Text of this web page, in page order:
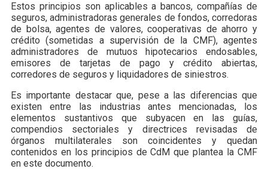
Estos principios son aplicables a bancos, compañías de
seguros, administradoras generales de fondos, corredoras
de bolsa, agentes de valores, cooperativas de ahorro y
crédito (sometidas a supervisión de la CMF), agentes
administradores de mutuos hipotecarios endosables,
emisores de tarjetas de pago y crédito abiertas,
corredores de seguros y liquidadores de siniestros.
Es importante destacar que, pese a las diferencias que
existen entre las industrias antes mencionadas, los
elementos sustantivos que subyacen en las guías,
compendios sectoriales y directrices revisadas de
órganos multilaterales son coincidentes y quedan
contenidos en los principios de CdM que plantea la CMF
en este documento.